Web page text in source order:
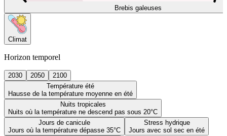
Brebis galeuses
Climat
Horizon temporel
2030 2050
2100
Température été
Hausse de la température moyenne en été
Nuits tropicales
Nuits où la température ne descend pas sous 20°C
Jours de canicule
Jours où la température dépasse 35°C
Stress hydrique
Jours avec sol sec en été